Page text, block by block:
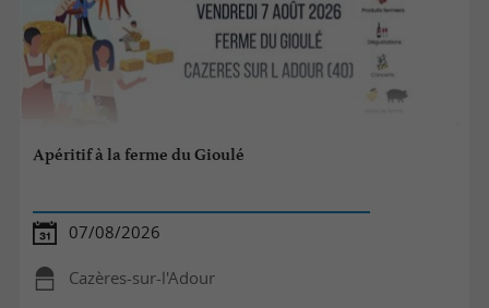
Apéritif à la ferme du Gioulé
07/08/2026
Cazères-sur-l'Adour